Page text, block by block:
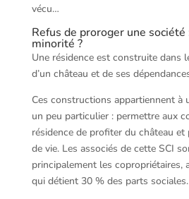
vécu…
Refus de proroger une société
minorité ?
Une résidence est construite dans
d’un château et de ses
Ces constructions appartiennent à
un peu particulier : permettre aux
résidence de profiter du château
de vie. Les associés de cette SCI
principalement les copropriétaires,
qui détient 30 % des parts sociales.